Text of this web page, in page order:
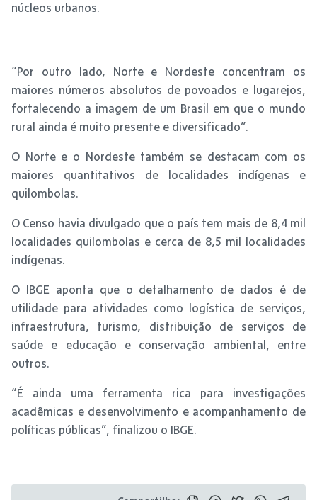
núcleos urbanos.
“Por outro lado, Norte e Nordeste concentram os
maiores números absolutos de povoados e lugarejos,
fortalecendo a imagem de um Brasil em que o mundo
rural ainda é muito presente e diversificado”.
O Norte e o Nordeste também se destacam com os
maiores quantitativos de localidades indígenas e
quilombolas.
O Censo havia divulgado que o país tem mais de 8,4 mil
localidades quilombolas e cerca de 8,5 mil localidades
indígenas.
O IBGE aponta que o detalhamento de dados é de
utilidade para atividades como logística de serviços,
infraestrutura, turismo, distribuição de serviços de
saúde e educação e conservação ambiental, entre
outros.
“É ainda uma ferramenta rica para investigações
acadêmicas e desenvolvimento e acompanhamento de
políticas públicas”, finalizou o IBGE.